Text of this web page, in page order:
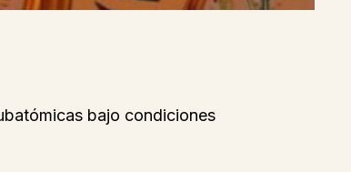
bajo condiciones